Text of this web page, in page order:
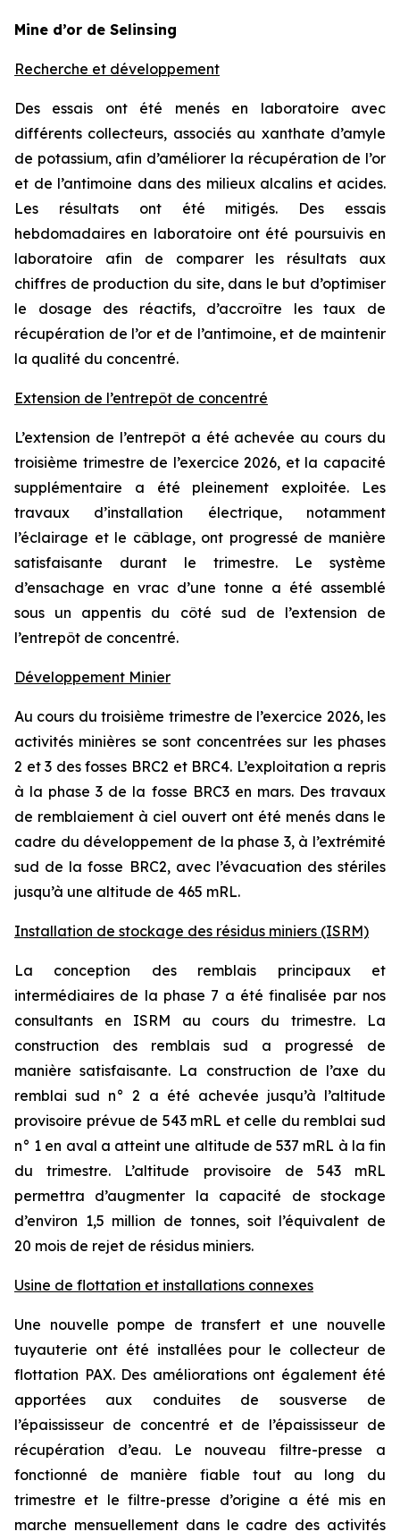
Mine d’or de Selinsing
Recherche et développement
Des essais ont été menés en laboratoire avec
différents collecteurs, associés au xanthate d’amyle
de potassium, afin d’améliorer la récupération de l’or
et de l’antimoine dans des milieux alcalins et acides.
Les résultats ont été mitigés. Des essais
hebdomadaires en laboratoire ont été poursuivis en
laboratoire afin de comparer les résultats aux
chiffres de production du site, dans le but d’optimiser
le dosage des réactifs, d’accroître les taux de
récupération de l’or et de l’antimoine, et de maintenir
la qualité du concentré.
Extension de l’entrepôt de concentré
L’extension de l’entrepôt a été achevée au cours du
troisième trimestre de l’exercice 2026, et la capacité
supplémentaire a été pleinement exploitée. Les
travaux d’installation électrique, notamment
l’éclairage et le câblage, ont progressé de manière
satisfaisante durant le trimestre. Le système
d’ensachage en vrac d’une tonne a été assemblé
sous un appentis du côté sud de l’extension de
l’entrepôt de concentré.
Développement Minier
Au cours du troisième trimestre de l’exercice 2026, les
activités minières se sont concentrées sur les phases
2 et 3 des fosses BRC2 et BRC4. L’exploitation a repris
à la phase 3 de la fosse BRC3 en mars. Des travaux
de remblaiement à ciel ouvert ont été menés dans le
cadre du développement de la phase 3, à l’extrémité
sud de la fosse BRC2, avec l’évacuation des stériles
jusqu’à une altitude de 465 mRL.
Installation de stockage des résidus miniers (ISRM)
La conception des remblais principaux et
intermédiaires de la phase 7 a été finalisée par nos
consultants en ISRM au cours du trimestre. La
construction des remblais sud a progressé de
manière satisfaisante. La construction de l’axe du
remblai sud n° 2 a été achevée jusqu’à l’altitude
provisoire prévue de 543 mRL et celle du remblai sud
n° 1 en aval a atteint une altitude de 537 mRL à la fin
du trimestre. L’altitude provisoire de 543 mRL
permettra d’augmenter la capacité de stockage
d’environ 1,5 million de tonnes, soit l’équivalent de
20 mois de rejet de résidus miniers.
Usine de flottation et installations connexes
Une nouvelle pompe de transfert et une nouvelle
tuyauterie ont été installées pour le collecteur de
flottation PAX. Des améliorations ont également été
apportées aux conduites de sousverse de
l’épaississeur de concentré et de l’épaississeur de
récupération d’eau. Le nouveau filtre-presse a
fonctionné de manière fiable tout au long du
trimestre et le filtre-presse d’origine a été mis en
marche mensuellement dans le cadre des activités